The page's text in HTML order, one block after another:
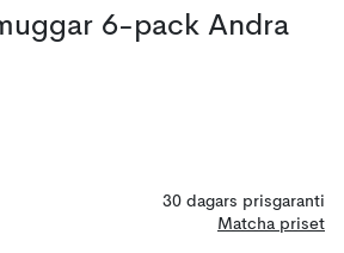
6-pack Andra
30 dagars prisgaranti
Matcha priset